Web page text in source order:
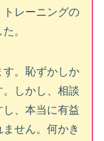
トレーニングの
。
す。恥ずかしか
しかし、相談
、本当に有益
せん。何かき